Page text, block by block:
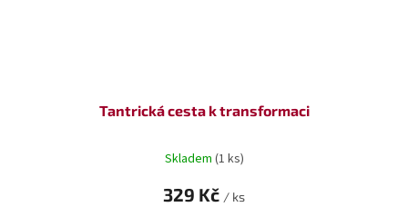
Tantrická cesta k transformaci
Skladem (1 ks)
329 Kč / ks